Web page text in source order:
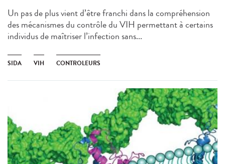
Un pas de plus vient d’être franchi dans la compréhension
des mécanismes du contrôle du VIH permettant à certains
individus de maîtriser l’infection sans...
SIDA VIH CONTROLEURS